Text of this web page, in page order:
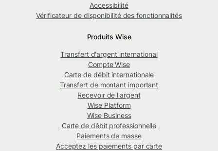
Accessibilité
Vérificateur de disponibilité des fonctionnalités
Produits Wise
Transfert d'argent international
Compte Wise
Carte de débit internationale
Transfert de montant important
Recevoir de l'argent
Wise Platform
Wise Business
Carte de débit professionnelle
Paiements de masse
Acceptez les paiements par carte